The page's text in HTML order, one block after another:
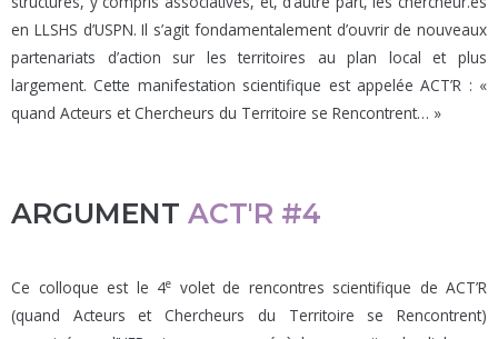
en LLSHS d’USPN. Il s’agit fondamentalement d’ouvrir de nouveaux
partenariats d’action sur les territoires au plan local et plus
largement. Cette manifestation scientifique est appelée ACT’R : «
quand Acteurs et Chercheurs du Territoire se Rencontrent… »
ARGUMENT ACT'R #4
Ce colloque est le 4e volet de rencontres scientifique de ACT’R
(quand Acteurs et Chercheurs du Territoire se Rencontrent)